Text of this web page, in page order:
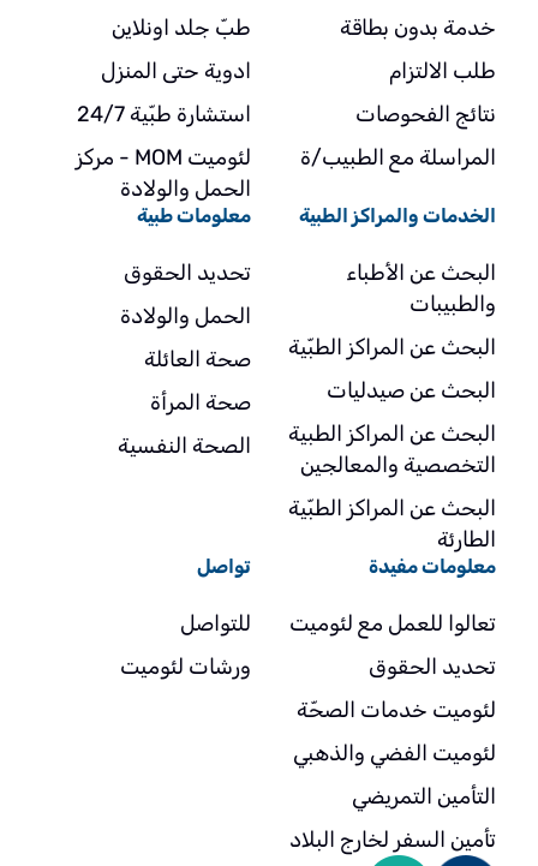
خدمة بدون بطاقة
طلب الالتزام
نتائج الفحوصات
المراسلة مع الطبيب/ة
طبّ جلد اونلاين
ادوية حتى المنزل
استشارة طبّية 24/7
لئوميت MOM - مركز
الحمل والولادة
الخدمات والمراكز الطبية
البحث عن الأطباء
والطبيبات
البحث عن المراكز الطبّية
البحث عن صيدليات
البحث عن المراكز الطبية
التخصصية والمعالجين
البحث عن المراكز الطبّية
الطارئة
معلومات طبية
تحديد الحقوق
الحمل والولادة
صحة العائلة
صحة المرأة
الصحة النفسية
معلومات مفيدة
تعالوا للعمل مع لئوميت
تحديد الحقوق
لئوميت خدمات الصحّة
لئوميت الفضي والذهبي
التأمين التمريضي
تأمين السفر لخارج البلاد
تواصل
للتواصل
ورشات لئوميت